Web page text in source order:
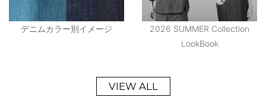
デニムカラー別イメージ
2026 SUMMER Collection
LookBook
VIEW ALL